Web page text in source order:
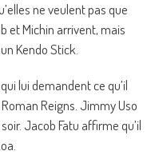
ne veulent pas que
et Michin arrivent, mais
Kendo Stick.
lui demandent ce qu’il
Reigns. Jimmy Uso
Jacob Fatu affirme qu’il